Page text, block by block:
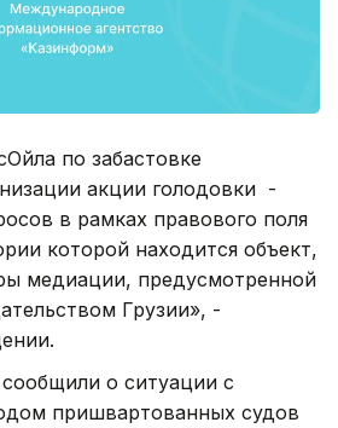
по забастовке
акции голодовки -
в рамках правового поля
которой находится объект,
медиации, предусмотренной
Грузии», -
о ситуации с
пришвартованных судов